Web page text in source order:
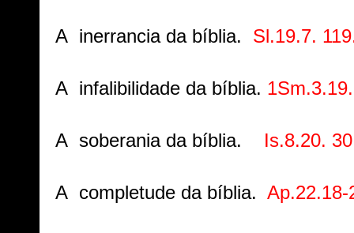
A inerrancia da bíblia. Sl.19.7.
A infalibilidade da bíblia.
A soberania da bíblia. Is.8.20.
A completude da bíblia. Ap.22.18-